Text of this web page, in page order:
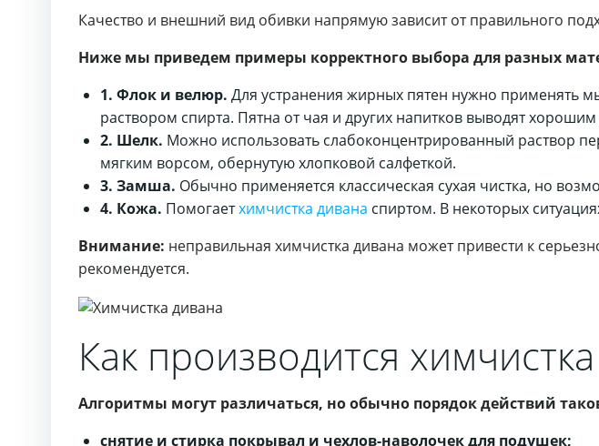
Качество и внешний вид обивки напрямую зависит от правильного
Ниже мы приведем примеры корректного выбора для разных
1. Флок и велюр. Для устранения жирных пятен нужно применять
раствором спирта. Пятна от чая и других напитков выводят
2. Шелк. Можно использовать слабоконцентрированный раствор
мягким ворсом, обернутую хлопковой салфеткой.
3. Замша. Обычно применяется классическая сухая чистка, но
4. Кожа. Помогаетхимчистка дивана спиртом. В некоторых
Внимание: неправильная химчистка дивана может привести к
рекомендуется.
Как производится
Алгоритмы могут различаться, но обычно порядок действий
снятие и стирка покрывал и чехлов-наволочек для подушек;